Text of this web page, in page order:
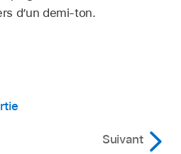
d’un demi-ton.
Suivant